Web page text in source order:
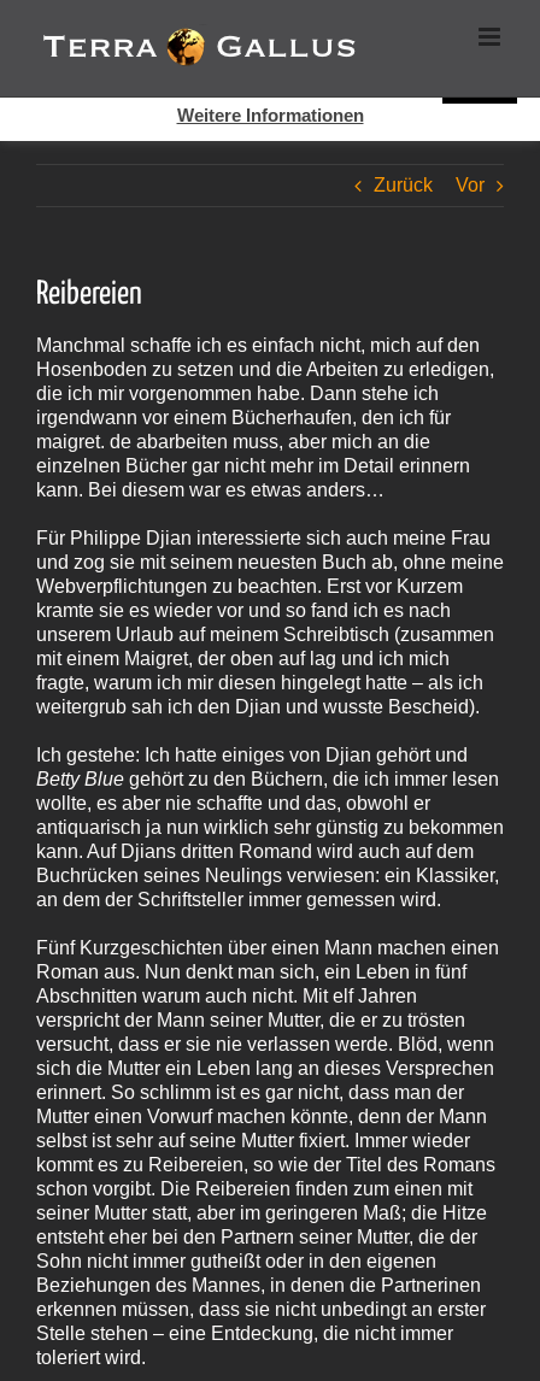
Inhalt
springen
Zurück Vor
Reibereien
Manchmal schaffe ich es einfach nicht, mich auf den
Hosenboden zu setzen und die Arbeiten zu erledigen,
die ich mir vorgenommen habe. Dann stehe ich
irgendwann vor einem Bücherhaufen, den ich für
maigret. de abarbeiten muss, aber mich an die
einzelnen Bücher gar nicht mehr im Detail erinnern
kann. Bei diesem war es etwas anders…
Für Philippe Djian interessierte sich auch meine Frau
und zog sie mit seinem neuesten Buch ab, ohne meine
Webverpflichtungen zu beachten. Erst vor Kurzem
kramte sie es wieder vor und so fand ich es nach
unserem Urlaub auf meinem Schreibtisch (zusammen
mit einem Maigret, der oben auf lag und ich mich
fragte, warum ich mir diesen hingelegt hatte – als ich
weitergrub sah ich den Djian und wusste Bescheid).
Ich gestehe: Ich hatte einiges von Djian gehört und
Betty Blue gehört zu den Büchern, die ich immer lesen
wollte, es aber nie schaffte und das, obwohl er
antiquarisch ja nun wirklich sehr günstig zu bekommen
kann. Auf Djians dritten Romand wird auch auf dem
Buchrücken seines Neulings verwiesen: ein Klassiker,
an dem der Schriftsteller immer gemessen wird.
Fünf Kurzgeschichten über einen Mann machen einen
Roman aus. Nun denkt man sich, ein Leben in fünf
Abschnitten warum auch nicht. Mit elf Jahren
verspricht der Mann seiner Mutter, die er zu trösten
versucht, dass er sie nie verlassen werde. Blöd, wenn
sich die Mutter ein Leben lang an dieses Versprechen
erinnert. So schlimm ist es gar nicht, dass man der
Mutter einen Vorwurf machen könnte, denn der Mann
selbst ist sehr auf seine Mutter fixiert. Immer wieder
kommt es zu Reibereien, so wie der Titel des Romans
schon vorgibt. Die Reibereien finden zum einen mit
seiner Mutter statt, aber im geringeren Maß; die Hitze
entsteht eher bei den Partnern seiner Mutter, die der
Sohn nicht immer gutheißt oder in den eigenen
Beziehungen des Mannes, in denen die Partnerinen
erkennen müssen, dass sie nicht unbedingt an erster
Stelle stehen – eine Entdeckung, die nicht immer
toleriert wird.
Cookies helfen auf auf dieser Seite bei der Bereitstellung der
Dienste. Durch die Nutzung dieser Webseite erklären Sie sich
Weitere Informationen